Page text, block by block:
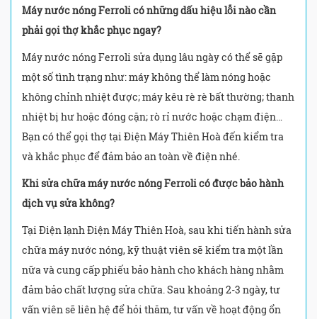
Máy nước nóng Ferroli có những dấu hiệu lỗi nào cần
phải gọi thợ khắc phục ngay?
Máy nước nóng Ferroli sửa dụng lâu ngày có thể sẽ gặp
một số tình trạng như: máy không thể làm nóng hoặc
không chỉnh nhiệt được; máy kêu rè rè bất thường; thanh
nhiệt bị hư hoặc đóng cặn; rò rỉ nước hoặc chạm điện…
Bạn có thể gọi thợ tại Điện Máy Thiên Hoà đến kiểm tra
và khắc phục để đảm bảo an toàn về điện nhé.
Khi sửa chữa máy nước nóng Ferroli có được bảo hành
dịch vụ sửa không?
Tại Điện lạnh Điện Máy Thiên Hoà, sau khi tiến hành sửa
chữa máy nước nóng, kỹ thuật viên sẽ kiểm tra một lần
nữa và cung cấp phiếu bảo hành cho khách hàng nhằm
đảm bảo chất lượng sửa chữa. Sau khoảng 2-3 ngày, tư
vấn viên sẽ liên hệ để hỏi thăm, tư vấn về hoạt động ổn